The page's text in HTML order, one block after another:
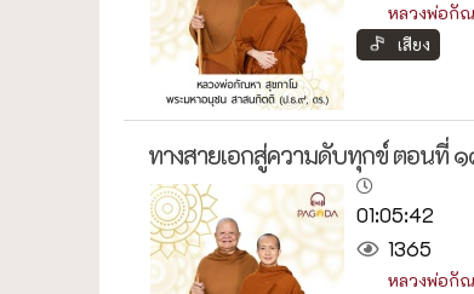
หลวงพ่อกั
เสียง
ทางสายเอกสู่ความดับทุกข์ ตอนที่
01:05:42
1365
หลวงพ่อกั